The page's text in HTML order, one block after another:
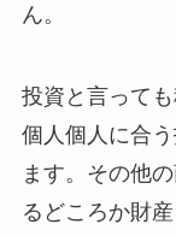
ん。
投資と言って
個人個人に合
ます。その他
るどころか財